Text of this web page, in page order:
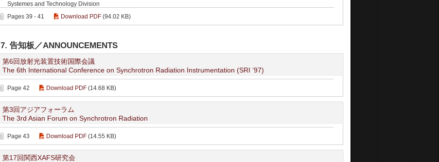
Systemes and Technology Division
Pages 39 - 41
Download PDF (94.02 KB)
7. 告知板／ANNOUNCEMENTS
第6回放射光装置技術国際会議
The 6th International Conference on Synchrotron Radiation Instrumentation (SRI ’97)
Page 42 Download PDF (14.68 KB)
第3回アジアフォーラム
The 3rd Asian Forum on Synchrotron Radiation
Page 43 Download PDF (14.55 KB)
第17回関西XAFS研究会